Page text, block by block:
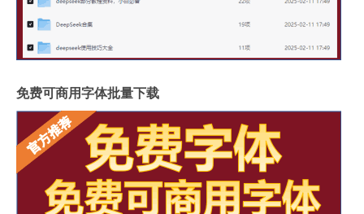
免费可商用字体批量下载